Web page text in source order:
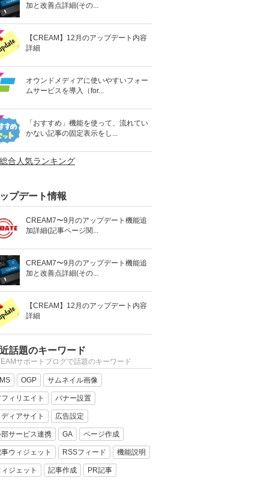
加と改善点詳細(その...
【CREAM】12月のアップデート内容
詳細
オウンドメディアに使いやすいフォー
ムサービスを導入（for...
「おすすめ」機能を使って、流れてい
かない記事の固定表示をし...
合人気ランキング
プデート情報
CREAM7〜9月のアップデート機能追
加詳細(記事ページ関...
CREAM7〜9月のアップデート機能追
加と改善点詳細(その...
【CREAM】12月のアップデート内容
詳細
話題のキーワード
サポートブログで話題のキーワード
OGP サムネイル画像
フィリエイト バナー設置
ディアサイト 広告設定
サービス連携 GA ページ作成
ウィジェット RSSフィード 機能説明
ィジェット 記事作成 PR記事